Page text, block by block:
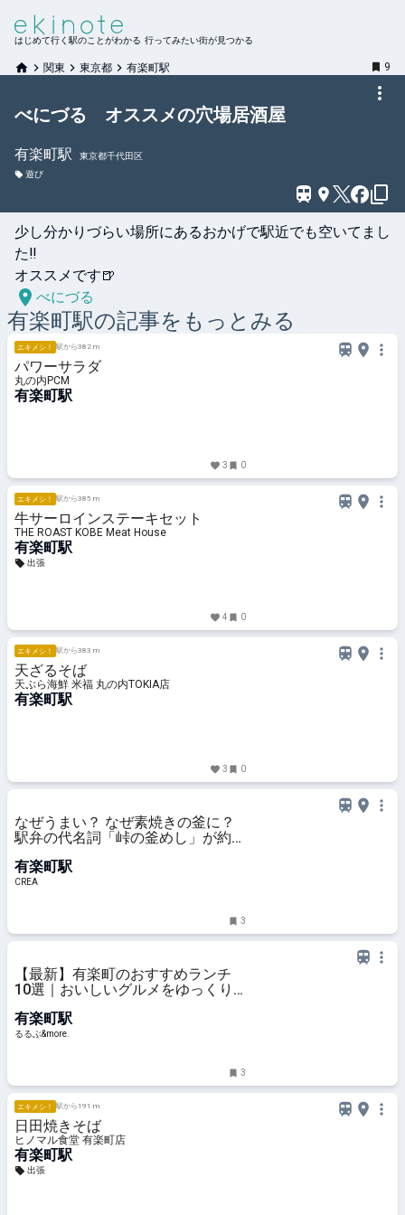
はじめて行く駅のことがわかる 行ってみたい街が見つかる
関東 東京都 有楽町駅 9
べにづる オススメの穴場居酒屋
有楽町駅
東京都千代田区
遊び
少し分かりづらい場所にあるおかげで駅近でも空いてまし
た‼️
オススメです🍺
べにづる
有楽町駅の記事をもっとみる
エキメシ！ 駅から382 m
パワーサラダ
丸の内PCM
有楽町駅
3 0
エキメシ！ 駅から385 m
牛サーロインステーキセット
THE ROAST KOBE Meat House
有楽町駅
出張
4 0
エキメシ！ 駅から383 m
天ざるそば
天ぷら海鮮 米福 丸の内TOKIA店
有楽町駅
3 0
なぜうまい？ なぜ素焼きの釜に？
駅弁の代名詞「峠の釜めし」が約
などアニメコラボも！】
有楽町駅
CREA
3
【最新】有楽町のおすすめランチ
10選｜おいしいグルメをゆっくり
ゃれデートまで！｜るるぶ&more.
有楽町駅
るるぶ&more.
3
エキメシ！ 駅から191 m
日田焼きそば
ヒノマル食堂 有楽町店
有楽町駅
出張